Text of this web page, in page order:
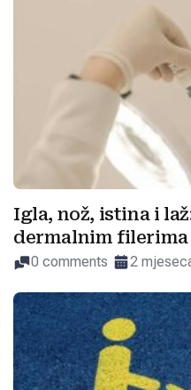
Igla, nož, istina i
dermalnim filerima
0 comments 2